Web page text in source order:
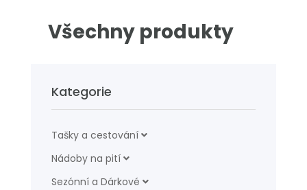
Všechny produkty
Kategorie
Tašky a cestování
Nádoby na pití
Sezónní a Dárkové